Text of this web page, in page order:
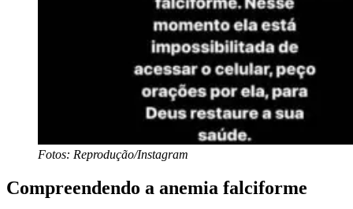
Fotos: Reprodução/Instagram
Compreendendo a anemia falciforme